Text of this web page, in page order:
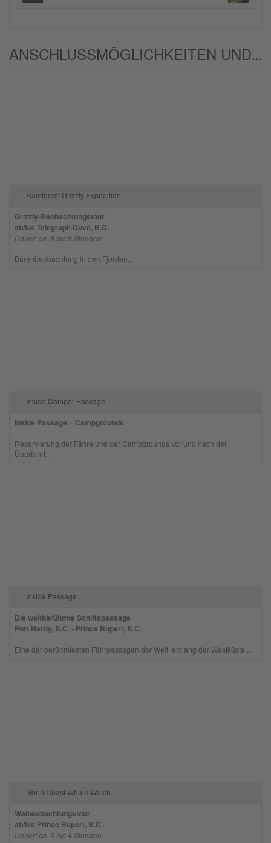
stimmen Sie der Nutzung des Service
zu, um dieses Video anzusehen.
ANSCHLUSSMÖGLICHKEITEN UND/ODER ALTERNATIVEN:
Rainforest Grizzly Expedition
Grizzly-Beobachtungstour
ab/bis Telegraph Cove, B.C.
Dauer: ca. 8 bis 9 Stunden
Bärenbeobachtung in den Fjorden...
Inside Camper Package
Inside Passage + Campgrounds
Reservierung der Fähre und der Campgrounds vor und nach der
Überfahrt...
Inside Passage
Die weltberühmte Schiffspassage
Port Hardy, B.C. - Prince Rupert, B.C.
Eine der berühmtesten Fährpassagen der Welt, entlang der Westküste....
North Coast Whale Watch
Walbeobachtungstour
ab/bis Prince Rupert, B.C.
Dauer: ca. 3 bis 4 Stunden